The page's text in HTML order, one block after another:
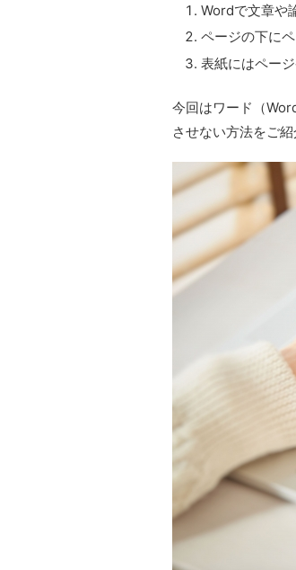
Wordで文章や
ページの下に
表紙にはペー
今回はワード（
させない方法をご紹